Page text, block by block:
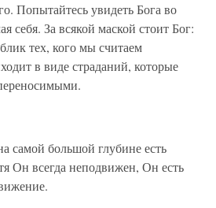
Попытайтесь увидеть Бога во
себя. За всякой маской стоит Бог:
тех, кого мы считаем
в виде страданий, которые
самой большой глубине есть
Он всегда неподвижен, Он есть